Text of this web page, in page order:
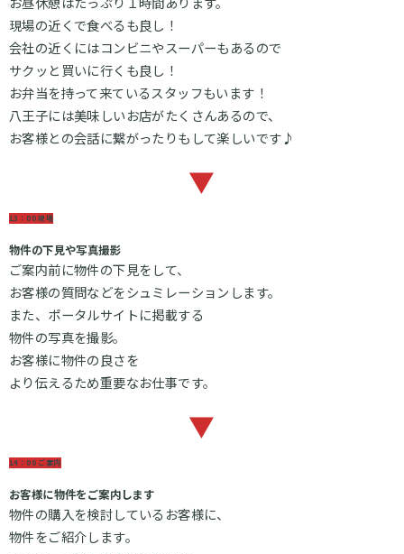
現場の近くで食べるも良し！
会社の近くにはコンビニやスーパーもあるので
サクッと買いに行くも良し！
お弁当を持って来ているスタッフもいます！
八王子には美味しいお店がたくさんあるので、
お客様との会話に繋がったりもして楽しいです♪
▼
13：00 現場
物件の下見や写真撮影
ご案内前に物件の下見をして、
お客様の質問などをシュミレーションします。
また、ポータルサイトに掲載する
物件の写真を撮影。
お客様に物件の良さを
より伝えるため重要なお仕事です。
▼
14：00 ご案内
お客様に物件をご案内します
物件の購入を検討しているお客様に、
物件をご紹介します。